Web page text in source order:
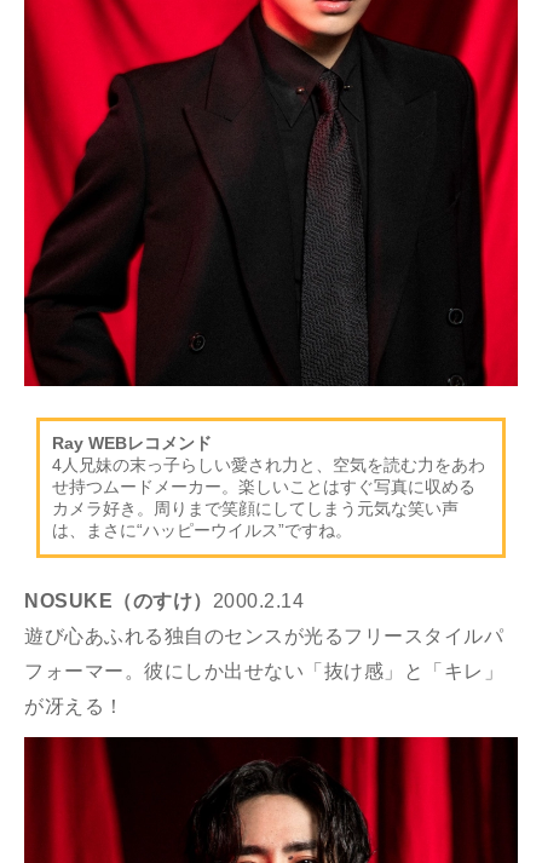
Ray WEBレコメンド
4人兄妹の末っ子らしい愛され力と、空気を読む力をあわ
せ持つムードメーカー。楽しいことはすぐ写真に収める
カメラ好き。周りまで笑顔にしてしまう元気な笑い声
は、まさに“ハッピーウイルス”ですね。
NOSUKE（のすけ） 2000.2.14
遊び心あふれる独自のセンスが光るフリースタイルパ
フォーマー。彼にしか出せない「抜け感」と「キレ」
が冴える！